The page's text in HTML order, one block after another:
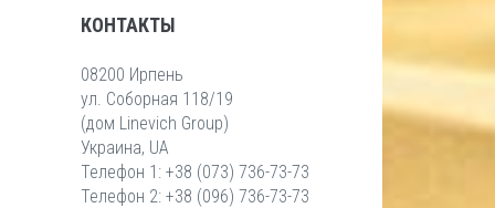
КОНТАКТЫ
08200 Ирпень
ул. Соборная 118/19
(дом Linevich Group)
Украина, UA
Телефон 1: +38 (073) 736-73-73
Телефон 2: +38 (096) 736-73-73